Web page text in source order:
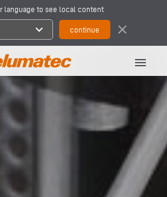
language to see local content
expand_more close
menu